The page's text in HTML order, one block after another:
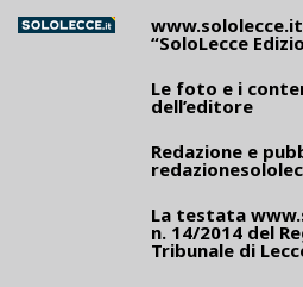
www.sololecce.it
“SoloLecce
Le foto e i
dell’editore
Redazione e
La testata
n. 14/2014 del
Tribunale di